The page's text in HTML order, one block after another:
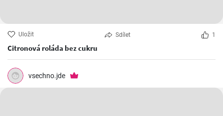
Uložit Sdílet 1
Citronová roláda bez cukru
vsechno.jde